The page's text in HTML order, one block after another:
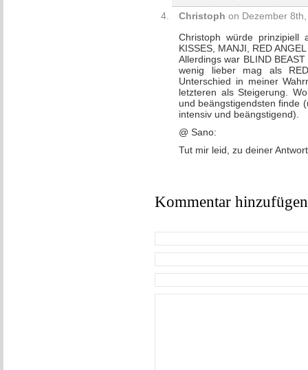
Christoph on Dezember
Christoph würde prinzipiell
KISSES, MANJI, RED
Allerdings war BLIND
wenig lieber mag als
Unterschied in meiner
letzteren als Steigerung.
und beängstigendsten finde
intensiv und beängstigend).
@ Sano:
Tut mir leid, zu deiner
Kommentar hinzufügen